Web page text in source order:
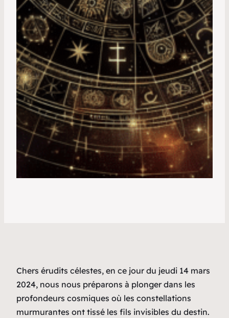
Chers érudits célestes, en ce jour du jeudi 14 mars
2024, nous nous préparons à plonger dans les
profondeurs cosmiques où les constellations
murmurantes ont tissé les fils invisibles du destin.